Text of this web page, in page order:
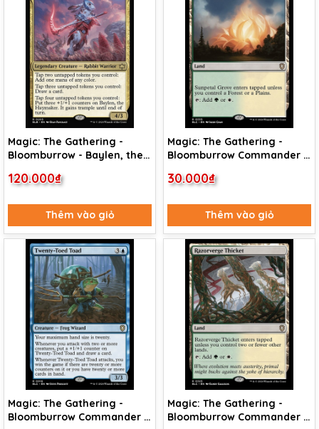
Magic: The Gathering -
Bloomburrow - Baylen, the
120.000₫
Thêm vào giỏ
Magic: The Gathering -
Bloomburrow Commander -
30.000₫
Thêm vào giỏ
Magic: The Gathering -
Bloomburrow Commander -
Magic: The Gathering -
Bloomburrow Commander -